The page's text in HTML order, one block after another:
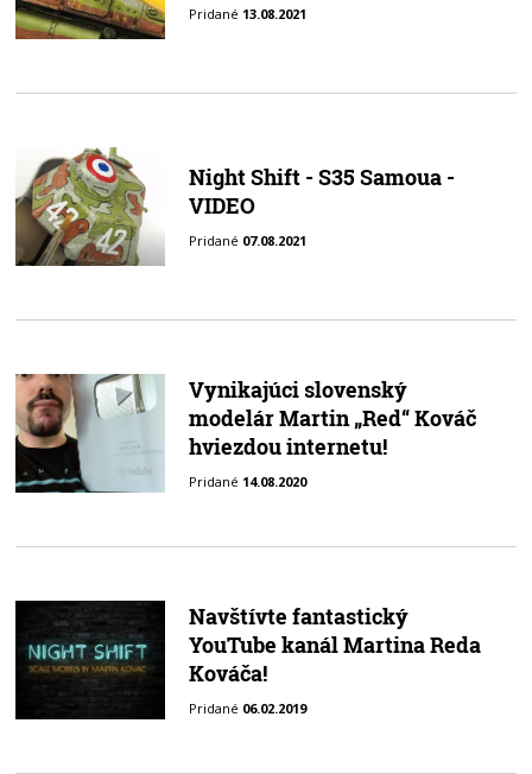
Pridané 13.08.2021
Night Shift - S35 Samoua -
VIDEO
Pridané 07.08.2021
Vynikajúci slovenský
modelár Martin „Red“ Kováč
hviezdou internetu!
Pridané 14.08.2020
Navštívte fantastický
YouTube kanál Martina Reda
Kováča!
Pridané 06.02.2019